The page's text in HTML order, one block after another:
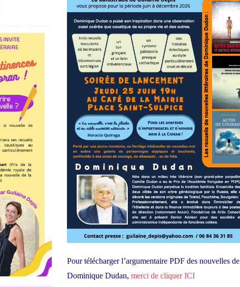
Pour télécharger l’argumentaire PDF des nouvelles de
Dominique Dudan, merci de cliquer ICI